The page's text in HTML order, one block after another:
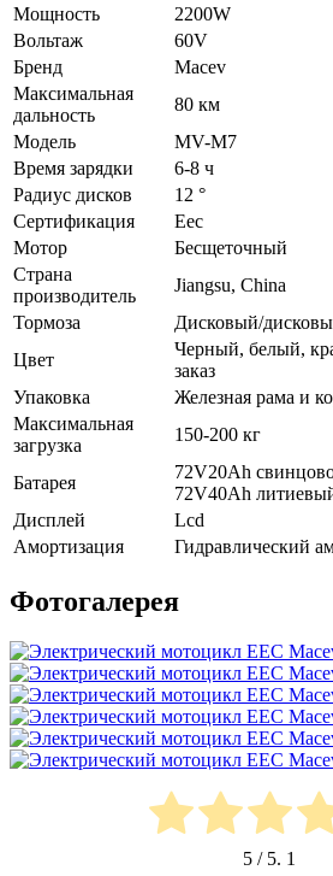
Мощность
2200W
Вольтаж
60V
Бренд
Macev
Максимальная
дальность
80 км
Модель
MV-M7
Время зарядки
6-8 ч
Радиус дисков
12 °
Сертификация
Eec
Мотор
Бесщеточный
Страна
производитель
Jiangsu, China
Тормоза
Дисковый/
Цвет
Черный, белый,
заказ
Упаковка
Железная рама и
Максимальная
загрузка
150-200 кг
Батарея
72V20Ah
72V40Ah
Дисплей
Lcd
Амортизация
Гидравлический
Фотогалерея
5 / 5. 1